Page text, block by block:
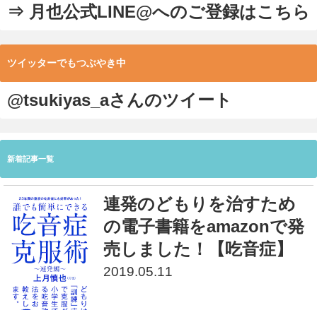
⇒ 月也公式LINE@へのご登録はこちら
ツイッターでもつぶやき中
@tsukiyas_aさんのツイート
新着記事一覧
連発のどもりを治すため
の電子書籍をamazonで発
売しました！【吃音症】
2019.05.11